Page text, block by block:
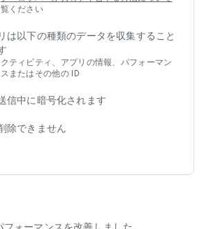
件で探したい
物件情報！
件の管理会社から最新情報を取得している
をすぐに掲載。
ける募集情報も毎日収集しているほか、
の賃貸物件・不動産も掲載されているた
はほぼすべて掲載！
希望日時ですぐに内見
で日時選択までできるので物件の内見がス
！
ション/アパートの募集情報を毎日収集
ください
は以下の種類のデータを収集すること
ティビティ、アプリの情報、パフォーマン
またはその他の ID
信中に暗号化されます
除できません